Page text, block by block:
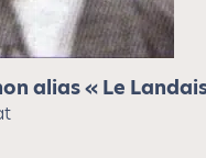
alias « Le